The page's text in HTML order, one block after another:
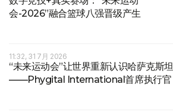
会-2026”融合篮球八强晋级产生
11:32, 31 7月 2026
“未来运动会”让世界重新认识哈萨克斯坦
——Phygital International首席执行官